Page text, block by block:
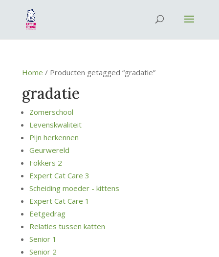
Home / Producten getagged “gradatie”
gradatie
Zomerschool
Levenskwaliteit
Pijn herkennen
Geurwereld
Fokkers 2
Expert Cat Care 3
Scheiding moeder - kittens
Expert Cat Care 1
Eetgedrag
Relaties tussen katten
Senior 1
Senior 2